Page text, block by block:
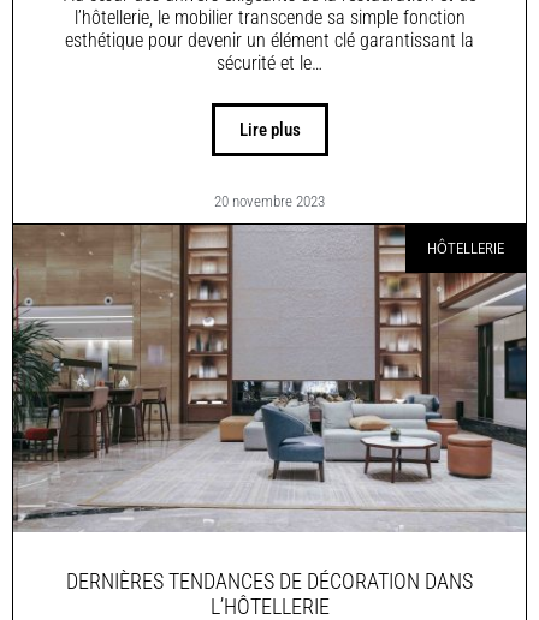
l’hôtellerie, le mobilier transcende sa simple fonction
esthétique pour devenir un élément clé garantissant la
sécurité et le…
Lire plus
20 novembre 2023
HÔTELLERIE
DERNIÈRES TENDANCES DE DÉCORATION DANS
L’HÔTELLERIE